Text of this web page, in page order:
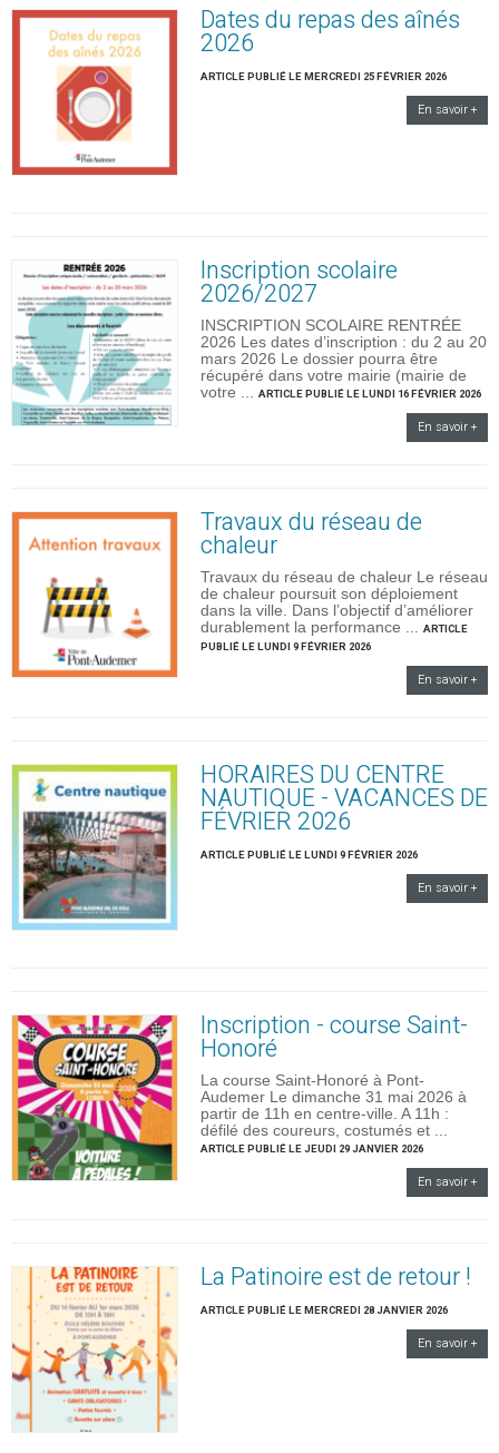
Dates du repas des aînés
2026
ARTICLE PUBLIÉ LE MERCREDI 25 FÉVRIER 2026
En savoir +
Inscription scolaire
2026/2027
INSCRIPTION SCOLAIRE RENTRÉE
2026 Les dates d’inscription : du 2 au 20
mars 2026 Le dossier pourra être
récupéré dans votre mairie (mairie de
votre ... ARTICLE PUBLIÉ LE LUNDI 16 FÉVRIER 2026
En savoir +
Travaux du réseau de
chaleur
Travaux du réseau de chaleur Le réseau
de chaleur poursuit son déploiement
dans la ville. Dans l’objectif d’améliorer
durablement la performance ... ARTICLE
PUBLIÉ LE LUNDI 9 FÉVRIER 2026
En savoir +
HORAIRES DU CENTRE
NAUTIQUE - VACANCES DE
FÉVRIER 2026
ARTICLE PUBLIÉ LE LUNDI 9 FÉVRIER 2026
En savoir +
Inscription - course Saint-
Honoré
La course Saint-Honoré à Pont-
Audemer Le dimanche 31 mai 2026 à
partir de 11h en centre-ville. A 11h :
défilé des coureurs, costumés et ...
ARTICLE PUBLIÉ LE JEUDI 29 JANVIER 2026
En savoir +
La Patinoire est de retour !
ARTICLE PUBLIÉ LE MERCREDI 28 JANVIER 2026
En savoir +